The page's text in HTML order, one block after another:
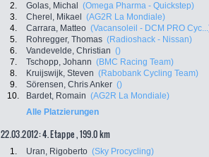
2.
Golas, Michal (Omega Pharma - Quickstep)
3.
Cherel, Mikael (AG2R La Mondiale)
4.
Carrara, Matteo (Vacansoleil - DCM PRO
5.
Rohregger, Thomas (Radioshack - Nissan)
6.
Vandevelde, Christian ()
7.
Tschopp, Johann (BMC Racing Team)
8.
Kruijswijk, Steven (Rabobank Cycling Team)
9.
Sörensen, Chris Anker ()
10.
Bardet, Romain (AG2R La Mondiale)
Alle Platzierungen
22.03.2012: 4. Etappe , 199.0 km
1. Uran, Rigoberto (Sky Procycling)